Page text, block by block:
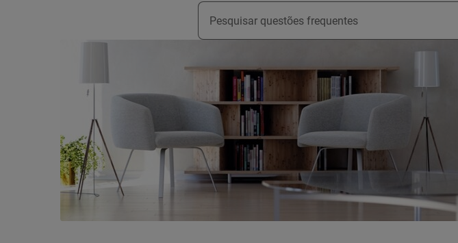
Type to search for support articles